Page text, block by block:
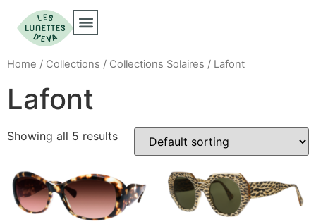
Home / Collections / Collections Solaires / Lafont
Lafont
Showing all 5 results